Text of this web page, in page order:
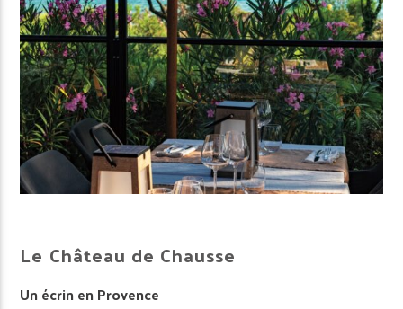
Le Château de Chausse
Un écrin en Provence